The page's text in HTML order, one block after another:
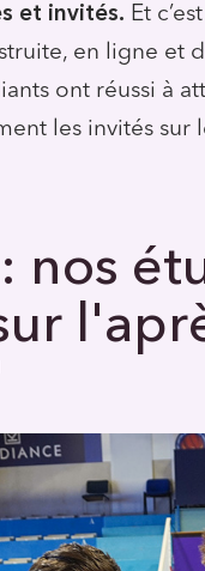
et invités. Et
en ligne et
ont réussi à
les invités sur
nos